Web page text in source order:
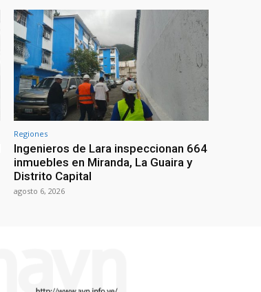
Regiones
Ingenieros de Lara inspeccionan 664
inmuebles en Miranda, La Guaira y
Distrito Capital
agosto 6, 2026